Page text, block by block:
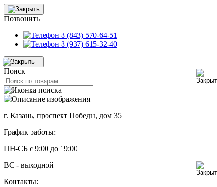
Позвонить
8 (843) 570-64-51
8 (937) 615-32-40
Поиск
г. Казань, проспект Победы, дом 35
График работы:
ПН-СБ с 9:00 до 19:00
ВС - выходной
Контакты: